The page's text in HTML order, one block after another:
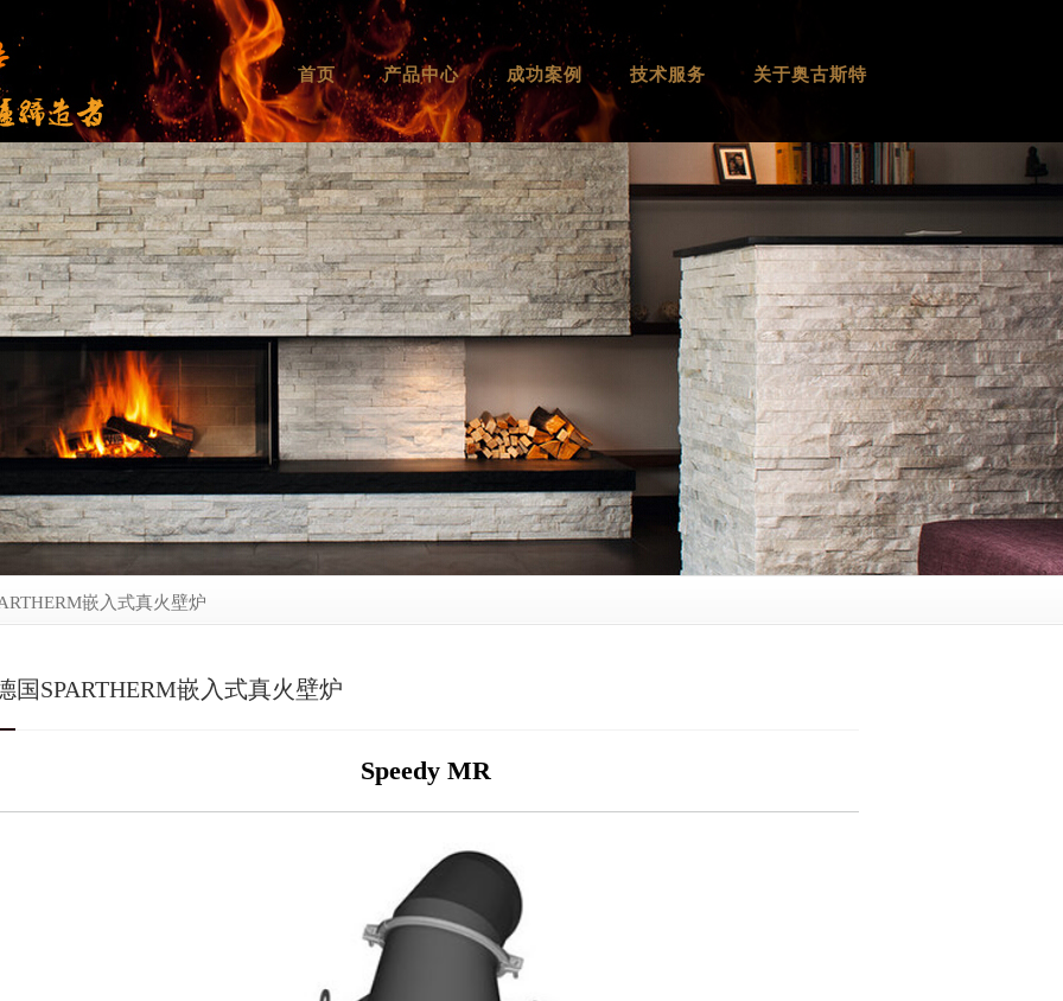
首页 产品中心 成功案例 技术服务 关于奥古斯特
嵌入式真火壁炉
国SPARTHERM嵌入式真火壁炉
Speedy MR